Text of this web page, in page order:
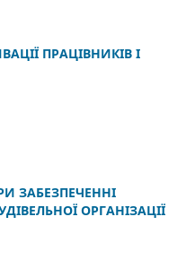
ПРАЦІВНИКІВ І
ЗАБЕЗПЕЧЕННІ
ОРГАНІЗАЦІЇ